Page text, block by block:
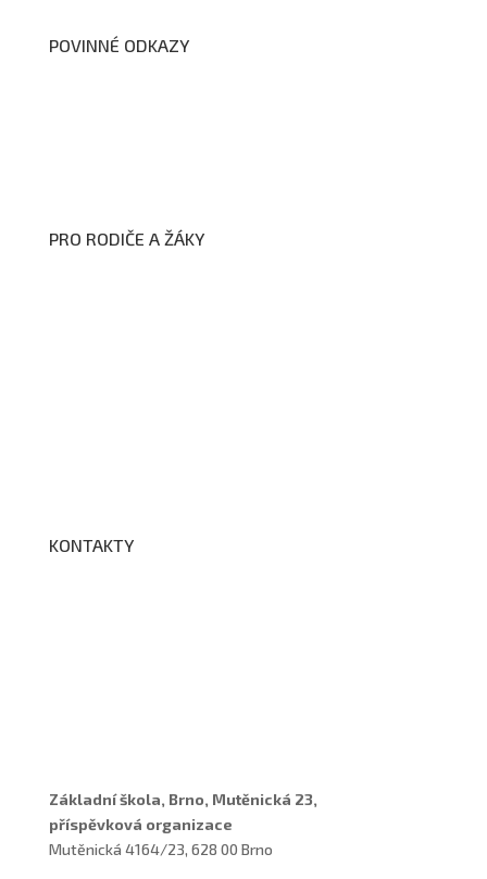
POVINNÉ ODKAZY
PRO RODIČE A ŽÁKY
KONTAKTY
Základní škola, Brno, Mutěnická 23,
příspěvková organizace
Mutěnická 4164/23, 628 00 Brno